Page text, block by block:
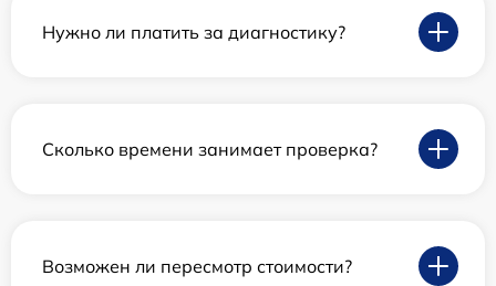
Нужно ли платить за диагностику?
Сколько времени занимает проверка?
Возможен ли пересмотр стоимости?